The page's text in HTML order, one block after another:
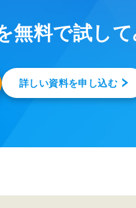
無料で試し
詳しい資料を申し込む